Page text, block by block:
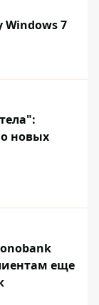
7
новых
еще